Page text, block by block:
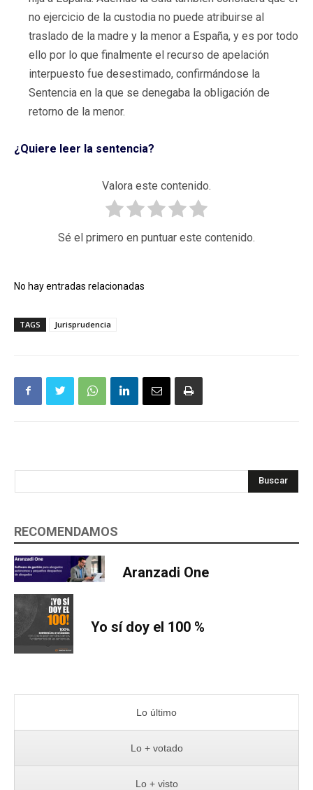
no ejercicio de la custodia no puede atribuirse al
traslado de la madre y la menor a España, y es por todo
ello por lo que finalmente el recurso de apelación
interpuesto fue desestimado, confirmándose la
Sentencia en la que se denegaba la obligación de
retorno de la menor.
¿Quiere leer la sentencia?
Valora este contenido.
Sé el primero en puntuar este contenido.
No hay entradas relacionadas
TAGS Jurisprudencia
Buscar
RECOMENDAMOS
Aranzadi One
Yo sí doy el 100 %
Lo último
Lo + votado
Lo + visto